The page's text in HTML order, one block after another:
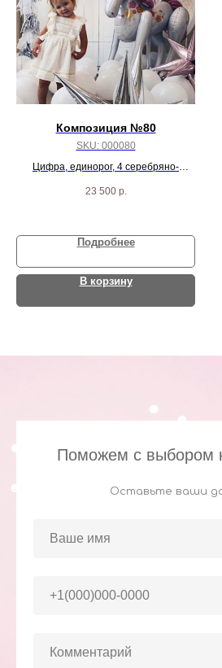
Композиция №80
SKU: 000080
Цифра, единорог, 4 серебряно-
внутри и 2 с конфетти, 25 шариков и 2
23 500 р.
Подробнее
В корзину
Поможем с выбором
Оставьте ваши